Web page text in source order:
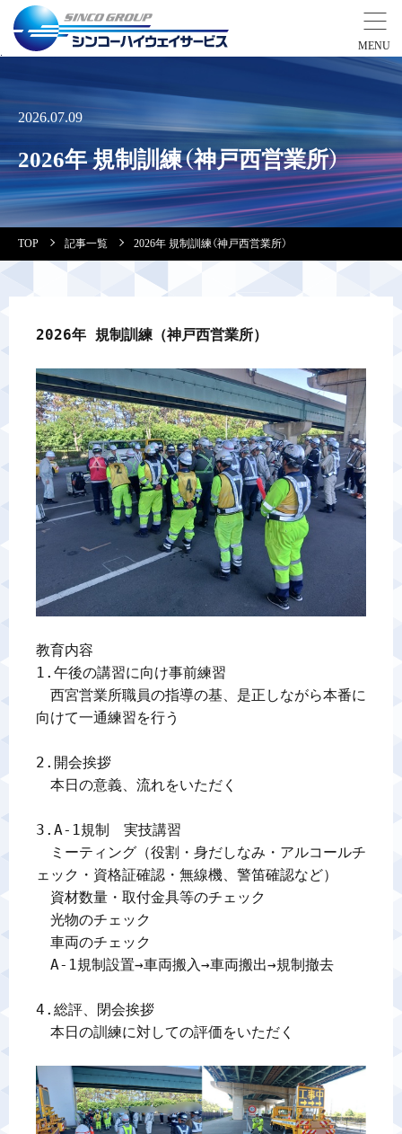
営業拠点
会社案内・実績紹介
採用情報
警備業標識
反社会的勢力排除宣言
カスタマーハラスメントに対する基本方針
プライバシーポリシー
お問い合わせ
2026.07.09
2026年 規制訓練（神戸西営業所）
TOP 記事一覧 2026年 規制訓練（神戸西営業所）
2026年 規制訓練（神戸西営業所）
教育内容
1.午後の講習に向け事前練習
西宮営業所職員の指導の基、是正しながら本番に
向けて一通練習を行う
2.開会挨拶
本日の意義、流れをいただく
3.A-1規制　実技講習
ミーティング（役割・身だしなみ・アルコールチ
ェック・資格証確認・無線機、警笛確認など）
資材数量・取付金具等のチェック
光物のチェック
車両のチェック
A-1規制設置→車両搬入→車両搬出→規制撤去
4.総評、閉会挨拶
本日の訓練に対しての評価をいただく